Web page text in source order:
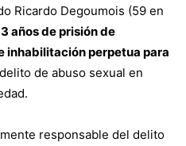
Ricardo Degoumois (59 en
3 años de prisión de
inhabilitación perpetua para
de abuso sexual en
responsable del delito